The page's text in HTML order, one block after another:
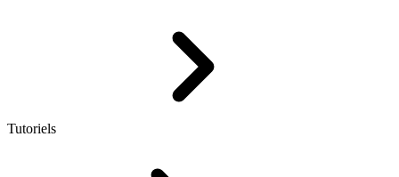
Tutoriels